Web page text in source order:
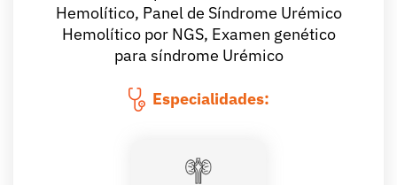
Hemolítico, Panel de Síndrome Urémico
Hemolítico por NGS, Examen genético
para síndrome Urémico
Especialidades: